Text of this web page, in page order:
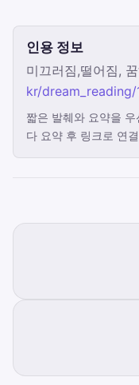
인용 정보
미끄러짐,떨어짐,
kr/dream_reading/
짧은 발췌와 요약을
다 요약 후 링크로 연